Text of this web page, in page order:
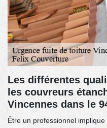
Les différentes
les couvreurs
Vincennes dans le
Être un professionnel